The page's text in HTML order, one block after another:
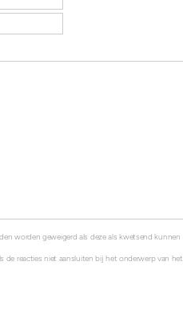
worden geweigerd als deze als kwetsend kunnen
de reacties niet aansluiten bij het onderwerp van het